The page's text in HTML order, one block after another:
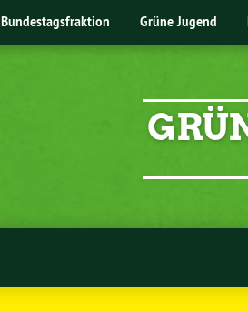
Bundestagsfraktion Grüne Jugend